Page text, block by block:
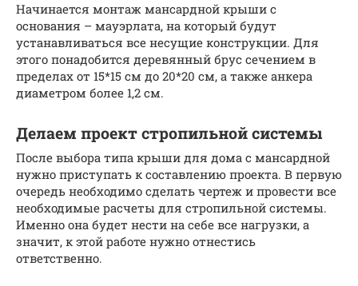
Начинается монтаж мансардной крыши с
основания – мауэрлата, на который будут
устанавливаться все несущие конструкции. Для
этого понадобится деревянный брус сечением в
пределах от 15*15 см до 20*20 см, а также анкера
диаметром более 1,2 см.
Делаем проект стропильной системы
После выбора типа крыши для дома с мансардной
нужно приступать к составлению проекта. В первую
очередь необходимо сделать чертеж и провести все
необходимые расчеты для стропильной системы.
Именно она будет нести на себе все нагрузки, а
значит, к этой работе нужно отнестись
ответственно.